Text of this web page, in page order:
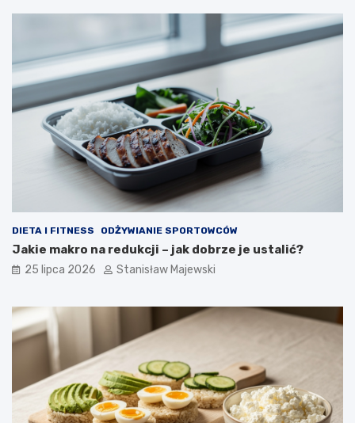
DIETA I FITNESS ODŻYWIANIE SPORTOWCÓW
Jakie makro na redukcji – jak dobrze je ustalić?
25 lipca 2026 Stanisław Majewski